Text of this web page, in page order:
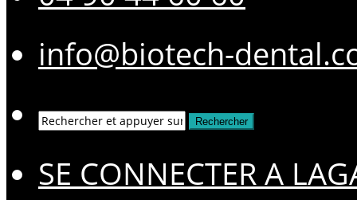
info@biotech-
SE CONNECTER A